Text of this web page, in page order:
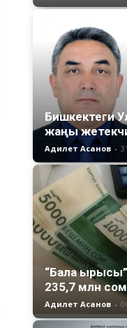
Бишкектеги
жаңы
Адилет Асанов -
“Бала ырысы”
235,7 млн
Адилет Асанов -